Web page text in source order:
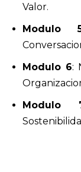
Valor.
Modulo
Modulo 6:
Modulo